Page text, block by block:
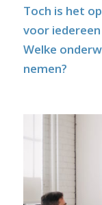
Toch is het
voor iedereen
Welke
nemen?